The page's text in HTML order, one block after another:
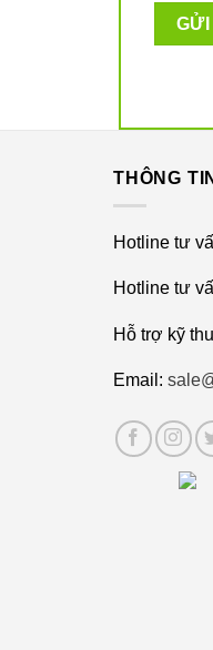
ưu tiết
Tối đa
THÔNG
Hotline tư
Hotline tư
Hỗ trợ kỹ
Email: